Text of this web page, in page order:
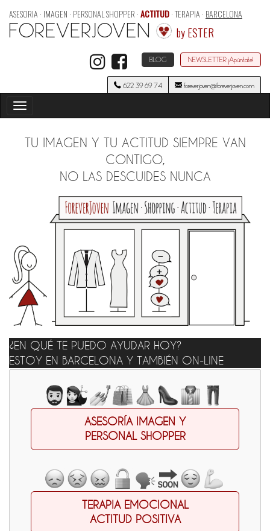
ASESORIA · IMAGEN · PERSONAL SHOPPER ·ACTITUD· TERAPIA · BARCELONA
FOREVERJOVEN by ESTER
NEWSLETTER ¡Apúntate!
BLOG
622 39 69 74 foreverjoven@foreverjoven.com
Toggle
navigation
TU IMAGEN Y TU ACTITUD SIEMPRE VAN
CONTIGO,
NO LAS DESCUIDES NUNCA
¿EN QUÉ TE PUEDO AYUDAR HOY?
ESTOY EN BARCELONA Y TAMBIÉN ON-LINE
ASESORÍA IMAGEN Y
PERSONAL SHOPPER
TERAPIA EMOCIONAL
ACTITUD POSITIVA